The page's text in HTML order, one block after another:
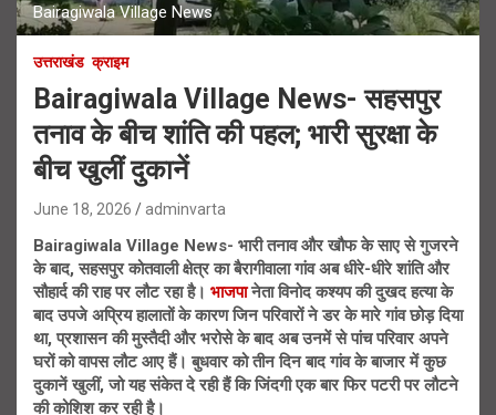
Bairagiwala Village News
उत्तराखंड क्राइम
Bairagiwala Village News- सहसपुर
तनाव के बीच शांति की पहल; भारी सुरक्षा के
बीच खुलीं दुकानें
June 18, 2026 adminvarta
Bairagiwala Village News- भारी तनाव और खौफ के साए से गुजरने
के बाद, सहसपुर कोतवाली क्षेत्र का बैरागीवाला गांव अब धीरे-धीरे शांति और
सौहार्द की राह पर लौट रहा है। भाजपानेता विनोद कश्यप की दुखद हत्या के
बाद उपजे अप्रिय हालातों के कारण जिन परिवारों ने डर के मारे गांव छोड़ दिया
था, प्रशासन की मुस्तैदी और भरोसे के बाद अब उनमें से पांच परिवार अपने
घरों को वापस लौट आए हैं। बुधवार को तीन दिन बाद गांव के बाजार में कुछ
दुकानें खुलीं, जो यह संकेत दे रही हैं कि जिंदगी एक बार फिर पटरी पर लौटने
की कोशिश कर रही है।